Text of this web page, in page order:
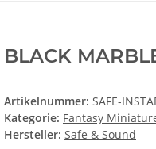
BLACK
Artikelnummer: SAFE-
Kategorie: Fantasy
Hersteller: Safe & Sound